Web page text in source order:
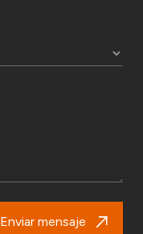
Enviar mensaje